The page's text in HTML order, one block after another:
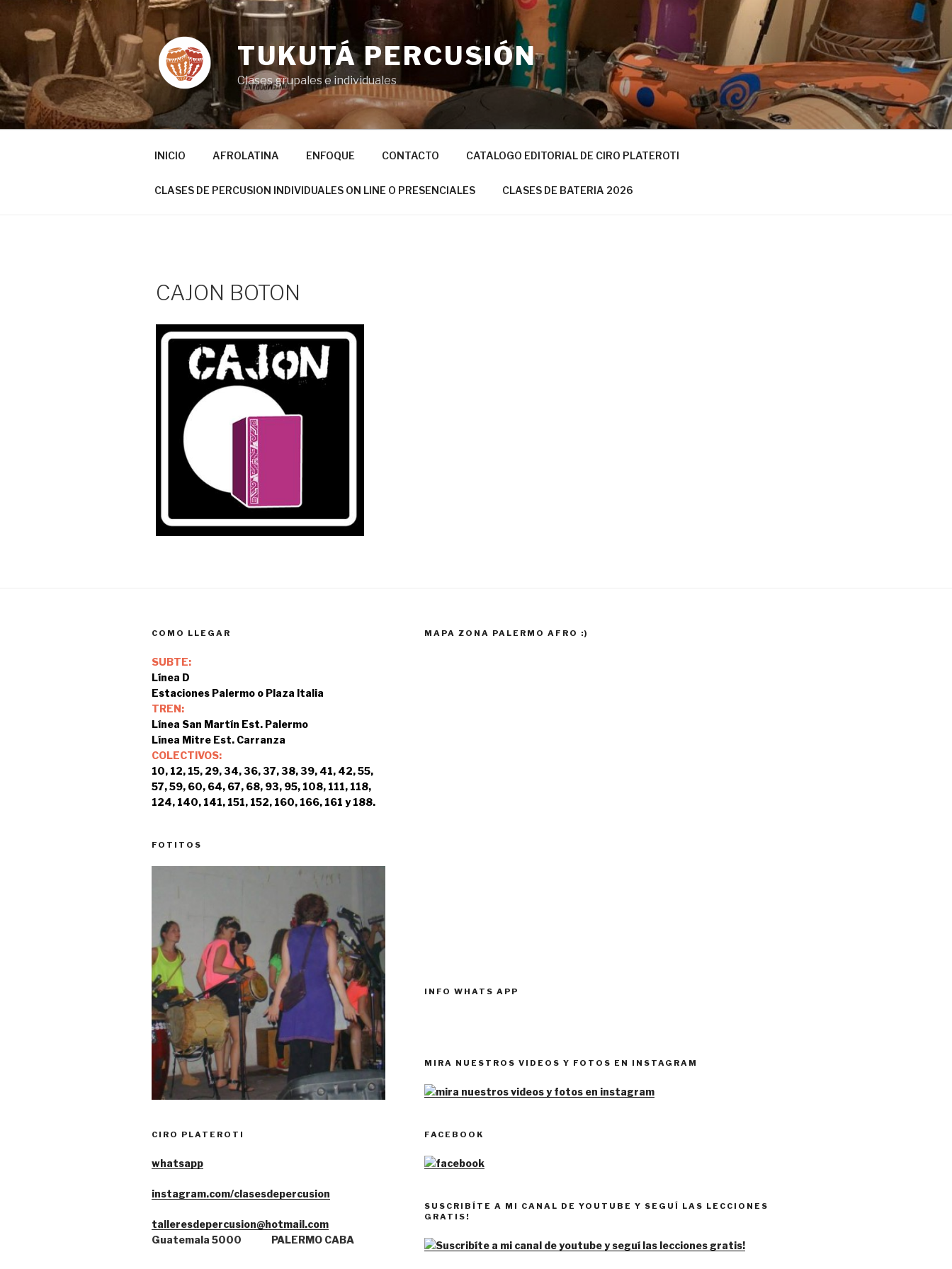
contenido
TUKUTÁ PERCUSIÓN
Clases grupales e individuales
INICIO AFROLATINA ENFOQUE CONTACTO CATALOGO EDITORIAL DE CIRO PLATEROTI
CLASES DE PERCUSION INDIVIDUALES ON LINE O PRESENCIALES CLASES DE BATERIA 2026
CAJON BOTON
COMO LLEGAR
SUBTE:
Línea D
Estaciones Palermo o Plaza Italia
TREN:
Línea San Martín Est. Palermo
Línea Mitre Est. Carranza
COLECTIVOS:
10, 12, 15, 29, 34, 36, 37, 38, 39, 41, 42, 55,
57, 59, 60, 64, 67, 68, 93, 95, 108, 111, 118,
124, 140, 141, 151, 152, 160, 166, 161 y 188.
FOTITOS
CIRO PLATEROTI
whatsapp
instagram.com/clasesdepercusion
talleresdepercusion@hotmail.com
Guatemala 5000 PALERMO CABA
MAPA ZONA PALERMO AFRO :)
INFO WHATS APP
MIRA NUESTROS VIDEOS Y FOTOS EN INSTAGRAM
FACEBOOK
SUSCRIBÍTE A MI CANAL DE YOUTUBE Y SEGUÍ LAS LECCIONES
GRATIS!